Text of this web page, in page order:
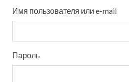
Имя пользователя или e-mail
Пароль